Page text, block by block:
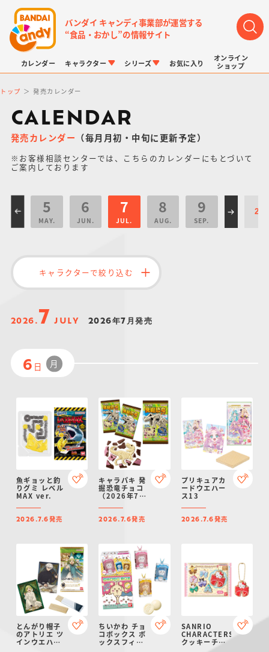
バンダイ キャンディ事業部が運営する
“食品・おかし”の情報サイト
カレンダー キャラクター
LINK TRAVELERS
仮面ライダーシリー
ズ
ズ
プリキュアシリーズ
ガンダムシリーズ
ドラゴンボール
シリーズ
チョコボックス
キャラパキ
チョコサプ
にふぉるめーしょん
＆スクエアシール
ポケモンキッズ
お気に入り
オンライン
ショップ
トップ 発売カレンダー
CALENDAR
発売カレンダー （毎月月初・中旬に更新予定）
※お客様相談センターでは、こちらのカレンダーにもとづいて
ご案内しております
5
MAY.
6
JUN.
7
JUL.
8
AUG.
9
SEP.
キャラクターで絞り込む
2026. 7 JULY 2026年7月発売
6 日 月
魚ギョッと釣
りグミ レベル
MAX ver.
2026.7.6発売
キャラパキ 発
掘恐竜チョコ
（2026年7月
ル）
2026.7.6発売
プリキュアカ
ードウエハー
ス13
2026.7.6発売
とんがり帽子
のアトリエ ツ
インウエハー
ちいかわ チョ
コボックス ボ
ックスフィギ
SANRIO
CHARACTERS
クッキーチャ